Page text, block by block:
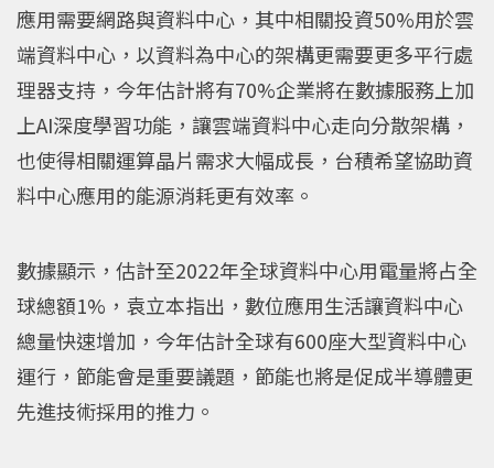
應用需要網路與資料中心，其中相關投資50%用於雲
端資料中心，以資料為中心的架構更需要更多平行處
理器支持，今年估計將有70%企業將在數據服務上加
上AI深度學習功能，讓雲端資料中心走向分散架構，
也使得相關運算晶片需求大幅成長，台積希望協助資
料中心應用的能源消耗更有效率。
數據顯示，估計至2022年全球資料中心用電量將占全
球總額1%，袁立本指出，數位應用生活讓資料中心
總量快速增加，今年估計全球有600座大型資料中心
運行，節能會是重要議題，節能也將是促成半導體更
先進技術採用的推力。